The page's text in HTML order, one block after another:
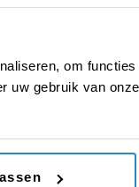
om
uw gebruik van